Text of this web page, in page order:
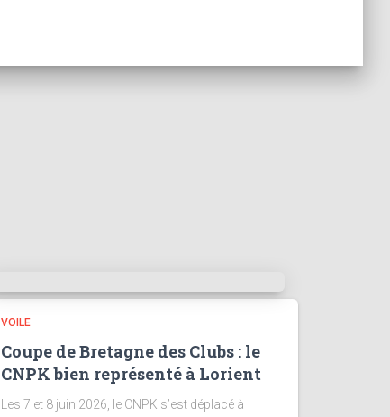
VOILE
Coupe de Bretagne des Clubs : le
CNPK bien représenté à Lorient
Les 7 et 8 juin 2026, le CNPK s’est déplacé à